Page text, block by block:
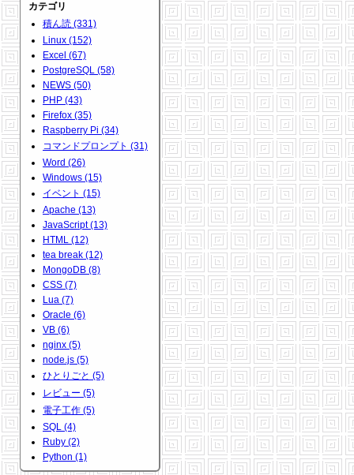
カテゴリ
積ん読 (331)
Linux (152)
Excel (67)
PostgreSQL (58)
NEWS (50)
PHP (43)
Firefox (35)
Raspberry Pi (34)
コマンドプロンプト (31)
Word (26)
Windows (15)
イベント (15)
Apache (13)
JavaScript (13)
HTML (12)
tea break (12)
MongoDB (8)
CSS (7)
Lua (7)
Oracle (6)
VB (6)
nginx (5)
node.js (5)
ひとりごと (5)
レビュー (5)
電子工作 (5)
SQL (4)
Ruby (2)
Python (1)